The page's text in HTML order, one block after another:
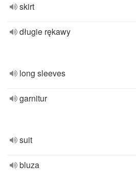
skirt
długie rękawy
long sleeves
garnitur
suit
bluza